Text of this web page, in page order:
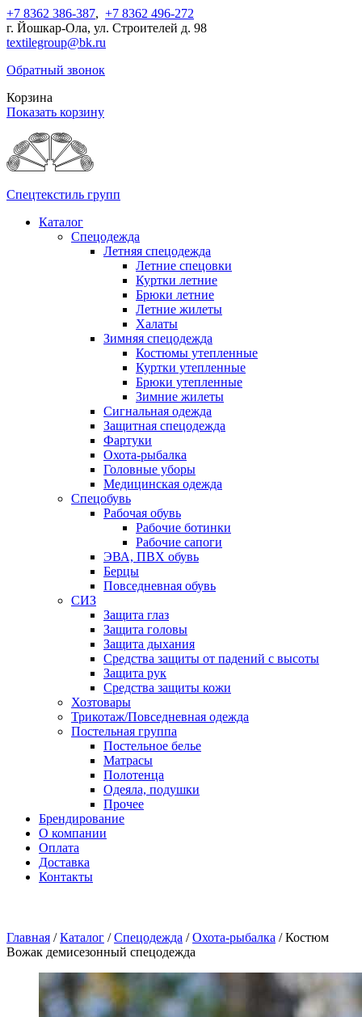
+7 8362 386-387, +7 8362 496-272
г. Йошкар-Ола, ул. Строителей д. 98
textilegroup@bk.ru
Обратный звонок
Корзина
Показать корзину
Спецтекстиль групп
Каталог
Спецодежда
Летняя спецодежда
Летние спецовки
Куртки летние
Брюки летние
Летние жилеты
Халаты
Зимняя спецодежда
Костюмы утепленные
Куртки утепленные
Брюки утепленные
Зимние жилеты
Сигнальная одежда
Защитная спецодежда
Фартуки
Охота-рыбалка
Головные уборы
Медицинская одежда
Спецобувь
Рабочая обувь
Рабочие ботинки
Рабочие сапоги
ЭВА, ПВХ обувь
Берцы
Повседневная обувь
СИЗ
Защита глаз
Защита головы
Защита дыхания
Средства защиты от падений с высоты
Защита рук
Средства защиты кожи
Хозтовары
Трикотаж/Повседневная одежда
Постельная группа
Постельное белье
Матрасы
Полотенца
Одеяла, подушки
Прочее
Брендирование
О компании
Оплата
Доставка
Контакты
Главная / Каталог / Спецодежда / Охота-рыбалка / Костюм
Вожак демисезонный спецодежда